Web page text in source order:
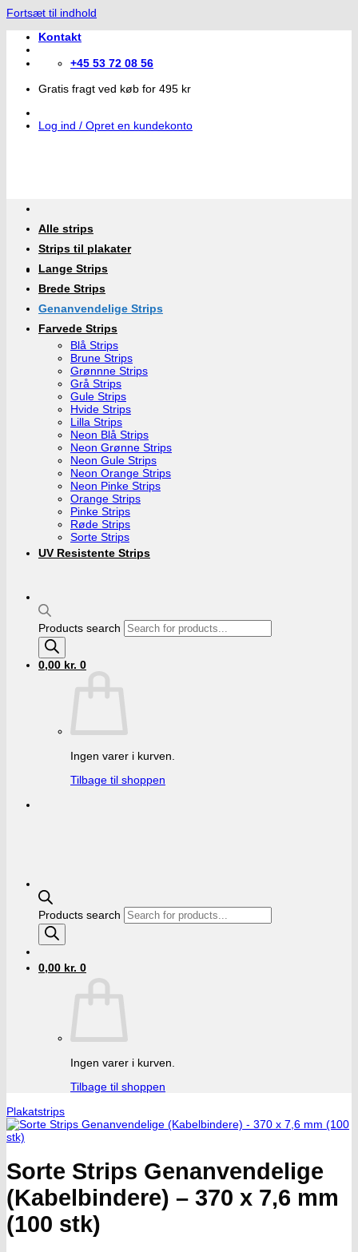
Fortsæt til indhold
Kontakt
+45 53 72 08 56
Gratis fragt ved køb for 495 kr
Log ind / Opret en kundekonto
Products search
0,00 kr. 0
Ingen varer i kurven.
Tilbage til shoppen
Alle strips
Strips til plakater
Lange Strips
Brede Strips
Genanvendelige Strips
Farvede Strips
Blå Strips
Brune Strips
Grønnne Strips
Grå Strips
Gule Strips
Hvide Strips
Lilla Strips
Neon Blå Strips
Neon Grønne Strips
Neon Gule Strips
Neon Orange Strips
Neon Pinke Strips
Orange Strips
Pinke Strips
Røde Strips
Sorte Strips
UV Resistente Strips
Products search
0,00 kr. 0
Ingen varer i kurven.
Tilbage til shoppen
Plakatstrips
Sorte Strips Genanvendelige
(Kabelbindere) – 370 x 7,6 mm
(100 stk)